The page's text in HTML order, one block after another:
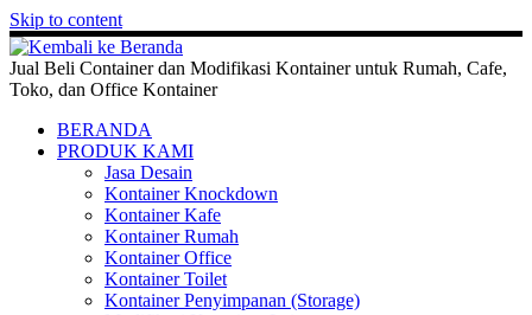
Skip to content
Jual Beli Container dan Modifikasi Kontainer untuk Rumah, Cafe,
Toko, dan Office Kontainer
BERANDA
PRODUK KAMI
Jasa Desain
Kontainer Knockdown
Kontainer Kafe
Kontainer Rumah
Kontainer Office
Kontainer Toilet
Kontainer Penyimpanan (Storage)